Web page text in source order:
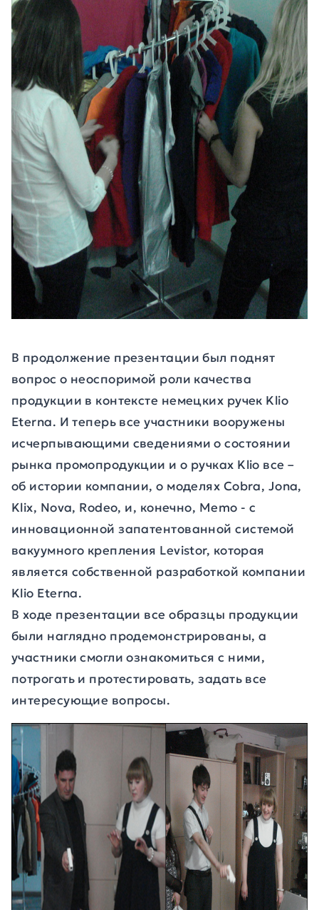
В продолжение презентации был поднят
вопрос о неоспоримой роли качества
продукции в контексте немецких ручек Klio
Eterna. И теперь все участники вооружены
исчерпывающими сведениями о состоянии
рынка промопродукции и о ручках Klio все –
об истории компании, о моделях Cobra, Jona,
Klix, Nova, Rodeo, и, конечно, Memo - с
инновационной запатентованной системой
вакуумного крепления Levistor, которая
является собственной разработкой компании
Klio Eterna.
В ходе презентации все образцы продукции
были наглядно продемонстрированы, а
участники смогли ознакомиться с ними,
потрогать и протестировать, задать все
интересующие вопросы.